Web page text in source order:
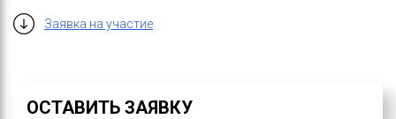
Заявка на участие
ОСТАВИТЬ ЗАЯВКУ